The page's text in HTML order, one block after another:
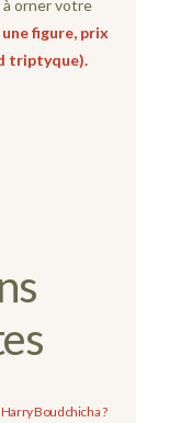
orner votre
figure, prix
triptyque).
Boudchicha ?